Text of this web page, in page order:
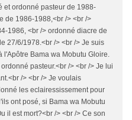
et ordonné pasteur de 1988-
de 1986-1988,<br /> <br />
1986, <br /> ordonné diacre de
27/6/1978.<br /> <br /> Je suis
Bama wa Mobutu Gloire.
pasteur.<br /> <br /> Je lui
/> <br /> Je voulais
les eclairessissement pour
ont posé, si Bama wa Mobutu
il est mort?<br /> <br /> Ce son